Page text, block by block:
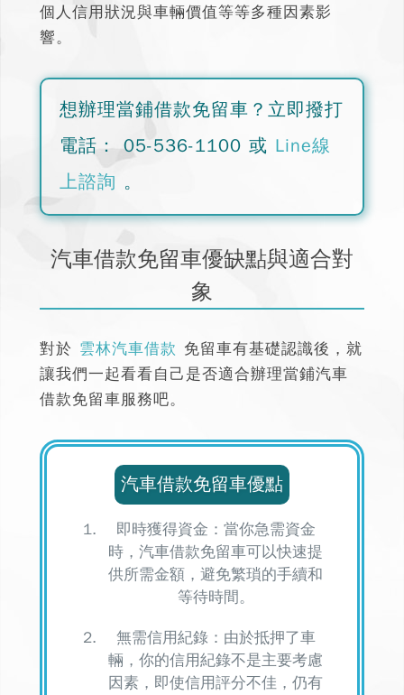
個人信用狀況與車輛價值等等多種因素影
響。
想辦理當鋪借款免留車？立即撥打
電話：
05-536-1100 或 Line線
上諮詢 。
汽車借款免留車優缺點與適合對
象
對於 雲林汽車借款 免留車有基礎認識後，就
讓我們一起看看自己是否適合辦理當鋪汽車
借款免留車服務吧。
汽車借款免留車優點
即時獲得資金：當你急需資金
時， 汽車借款免留車可以快速提
供所需金額，避免繁瑣的手續和
等待時間。
無需信用紀錄：由於抵押了車
輛，你的信用紀錄不是主要考慮
因素，即使信用評分不佳，仍有